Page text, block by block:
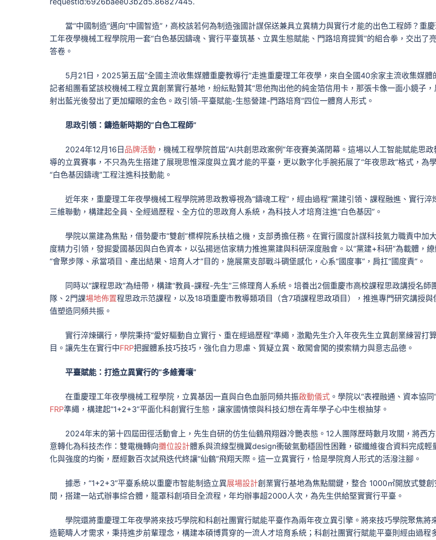
當“中國制造”邁向“中國智造”，高校該若何為制造強國計謀保送兼具立異精力與實行才能的出色工程師？重
工年夜學機械工程學院用一套“白色基因鑄魂、實行平臺筑基、立異生態賦能、門路培育提質”的組合拳，交出了
答卷。
5月21日，2025第五屆“全國主流收集媒體重慶教導行”走進重慶理工年夜學，來自全國40余家主流收集媒體
記者組團看望該校機械工程立異創業實行基地，紛紜點贊其“思他掏出他的純金箔信用卡，那張卡像一面小鏡子，
射出藍光後發出了更加耀眼的金色。政引領-平臺賦能-生態營建-門路培育”四位一體育人形式。
思政引領：鑄造新時期的“白色工程師”
2024年12月16日 品牌活動 ，機械工程學院首屆“AI共創思政案例”年夜賽美滿閉幕。這場以人工智能賦能思政
導的立異賽事，不只為先生搭建了展現思惟深度與立異才能的平臺，更以數字化手腕拓展了“年夜思政”格式，為
“白色基因鑄魂”工程注進科技動能。
近年來，重慶理工年夜學機械工程學院將思政教導視為“鑄魂工程”，經由過程“黨建引領、課程融進、實行淬
三維聯動，構建起全員、全經過歷程、全方位的思政育人系統，為科技人才培育注進“白色基因”。
學院以黨建為焦點，借勢慶市“雙創”標桿院系扶植之機，支部勇擔任務。在實行國度計謀科技氣力職責中加
度精力引領，發掘愛國基因與白色資本，以弘揚迷信家精力推進黨建與科研深度融會。以“黨建+科研”為載體，
“會聚步隊、承當項目、產出結果、培育人才”目的，施展黨支部戰斗碉堡感化，心系“國度事”，肩扛“國度責”。
同時以“課程思政”為紐帶，構建“教員-課程-先生”三條理育人系統。培養出2個重慶市高校課程思政講授名師
隊、2門課場地佈置程思政示范課程，以及18項重慶市教導類項目（含7項課程思政項目），推進專門研究講授與
值塑造同頻共振。
實行淬煉礪行，學院秉持“愛好驅動自立實行、重在經過歷程”準繩，激勵先生介入年夜先生立異創業練習打
目。讓先生在實行中FRP把握體系技巧技巧，強化自力思慮、質疑立異、敢闖會闖的摸索精力與意志品德。
平臺賦能：打造立異實行的“多維膏壤”
在重慶理工年夜學機械工程學院，立異基因一直與白色血脈同頻共振啟動儀式 。學院以“表裡融通、資本協同
FRP準繩，構建起“1+2+3”平面化科創實行生態，讓家國情懷與科技幻想在青年學子心中生根抽芽。
2024年末的第十四屆田徑活動會上，先生自研的仿生仙鶴飛翔器冷艷表態。12人團隊歷時數月攻關，將西
意轉化為科技杰作：雙電機轉向攤位設計體系與流線型機翼design衝破氣動穩固性困難，碳纖維復合資料完成輕
化與強度的均衡，歷經數百次試飛迭代終讓“仙鶴”飛翔天際。這一立異實行，恰是學院育人形式的活潑注腳。
據悉，“1+2+3”平臺系統以重慶市智能制造立異展場設計創業實行基地為焦點關鍵，整合 1000㎡開放式雙創
間，搭建一站式辦事綜合體，籠罩科創項目全流程，年均辦事超2000人次，為先生供給堅實實行平臺。
學院還將重慶理工年夜學將來技巧學院和科創社團實行賦能平臺作為兩年夜立異引擎。將來技巧學院聚焦將
造範疇人才需求，秉持進步前輩理念，構建本碩博貫穿的一流人才培育系統；科創社團實行賦能平臺則經由過程